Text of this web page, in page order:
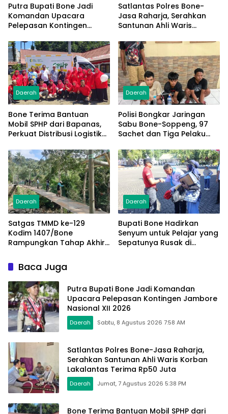
Putra Bupati Bone Jadi
Komandan Upacara
Pelepasan Kontingen
Satlantas Polres Bone-
Jasa Raharja, Serahkan
Santunan Ahli Waris
Rp50 Juta
Daerah
Bone Terima Bantuan
Mobil SPHP dari Bapanas,
Perkuat Distribusi Logistik
Daerah
Polisi Bongkar Jaringan
Sabu Bone-Soppeng, 97
Sachet dan Tiga Pelaku
Daerah
Satgas TMMD ke-129
Kodim 1407/Bone
Rampungkan Tahap Akhir
Pattuku, Jaring Pengaman
Mulai Terpasang
Daerah
Bupati Bone Hadirkan
Senyum untuk Pelajar yang
Sepatunya Rusak di
Baca Juga
Putra Bupati Bone Jadi Komandan
Upacara Pelepasan Kontingen Jambore
Nasional XII 2026
Daerah Sabtu, 8 Agustus 2026 7:58 AM
Satlantas Polres Bone-Jasa Raharja,
Serahkan Santunan Ahli Waris Korban
Lakalantas Terima Rp50 Juta
Daerah Jumat, 7 Agustus 2026 5:38 PM
Bone Terima Bantuan Mobil SPHP dari